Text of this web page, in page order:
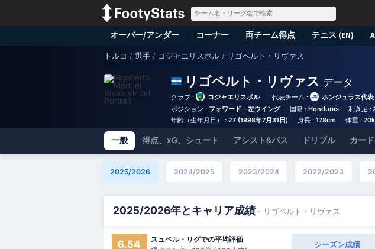
オーバー/アンダー コーナー 両チーム得点 テニス (EN)
トルコ / 選手 / コジャエリスポル / リゴベルト・リヴァス
リゴベルト・リヴァス データ
クラブ : コジャエリスポル 代表チーム :
ホンジュラス代表
ポジション : フォワード - 左ウイング 国籍 : Honduras 利き足 :
年齢（生年月日） : 27 (1998年7月31日) 身長 : 178cm 体重 :
一般 得点、xG、シュート アシスト&パス ドリブル カー
2025/2026 2024/2025 2023/2024 2022/2023
2025/2026年とキャリア成績 - リゴベルト・リヴァス
6.54
スュペル・リグでの平均評価
シーズン成績